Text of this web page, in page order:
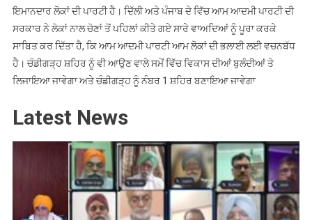
ਇਮਾਨਦਾਰ ਲੋਕਾਂ ਦੀ ਪਾਰਟੀ ਹੈ। ਦਿੱਲੀ ਅਤੇ ਪੰਜਾਬ ਦੇ ਵਿੱਚ ਆਮ ਆਦਮੀ ਪਾਰਟੀ ਦੀ
ਸਰਕਾਰ ਨੇ ਲੋਕਾਂ ਨਾਲ ਚੋਣਾਂ ਤੋਂ ਪਹਿਲਾਂ ਕੀਤੇ ਗਏ ਸਾਰੇ ਵਾਅਦਿਆਂ ਨੂੰ ਪੂਰਾ ਕਰਕੇ
ਸਾਬਿਤ ਕਰ ਦਿੱਤਾ ਹੈ, ਕਿ ਆਮ ਆਦਮੀ ਪਾਰਟੀ ਆਮ ਲੋਕਾਂ ਦੀ ਭਲਾਈ ਲਈ ਵਚਨਬੱਧ
ਹੈ। ਚੰਡੀਗੜ੍ਹ ਸ਼ਹਿਰ ਨੂੰ ਵੀ ਆਉਣ ਵਾਲੇ ਸਮੇਂ ਵਿੱਚ ਵਿਕਾਸ ਦੀਆਂ ਬੁਲੰਦੀਆਂ ਤੇ
ਲਿਜਾਇਆ ਜਾਵੇਗਾ ਅਤੇ ਚੰਡੀਗੜ੍ਹ ਨੂੰ ਨੰਬਰ 1 ਸ਼ਹਿਰ ਬਣਾਇਆ ਜਾਵੇਗਾ
Latest News